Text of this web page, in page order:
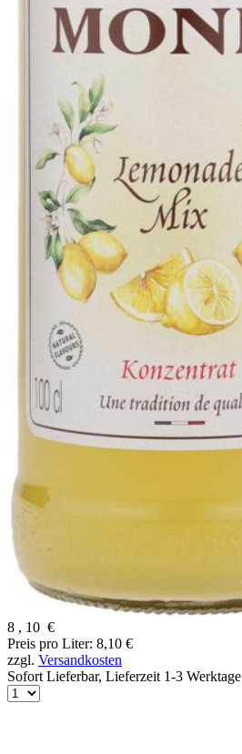
8 , 10 €
Preis pro Liter: 8,10 €
zzgl. Versandkosten
Sofort Lieferbar, Lieferzeit 1-3 Werktage